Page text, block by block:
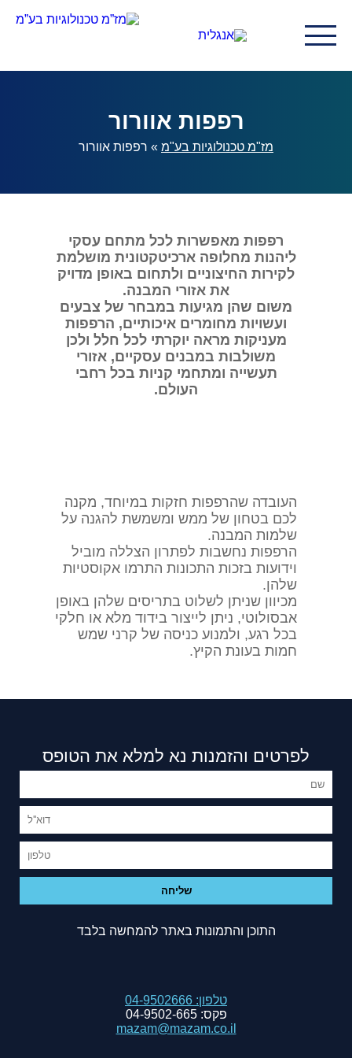
רפפות אוורור
מז"מ טכנולוגיות בע"מ » רפפות אוורור
רפפות מאפשרות לכל מתחם עסקי
ליהנות מחלופה ארכיטקטונית מושלמת
לקירות החיצוניים ולתחום באופן מדויק
את אזורי המבנה.
משום שהן מגיעות במבחר של צבעים
ועשויות מחומרים איכותיים, הרפפות
מעניקות מראה יוקרתי לכל חלל ולכן
משולבות במבנים עסקיים, אזורי
תעשייה ומתחמי קניות בכל רחבי
העולם.
העובדה שהרפפות חזקות במיוחד, מקנה
לכם בטחון של ממש ומשמשת להגנה על
שלמות המבנה.
הרפפות נחשבות לפתרון הצללה מוביל
וידועות בזכות התכונות התרמו אקוסטיות
שלהן.
מכיוון שניתן לשלוט בתריסים שלהן באופן
אבסולוטי, ניתן לייצור בידוד מלא או חלקי
בכל רגע, ולמנוע כניסה של קרני שמש
חמות בעונת הקיץ.
טלפון: 04-9502666
פקס: 04-9502-665
mazam@mazam.co.il
לפרטים והזמנות נא למלא את הטופס
התוכן והתמונות באתר להמחשה בלבד